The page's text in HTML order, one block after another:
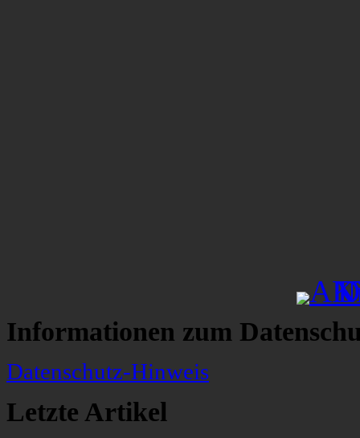
Informationen zum
Datenschutz-Hinweis
Letzte Artikel